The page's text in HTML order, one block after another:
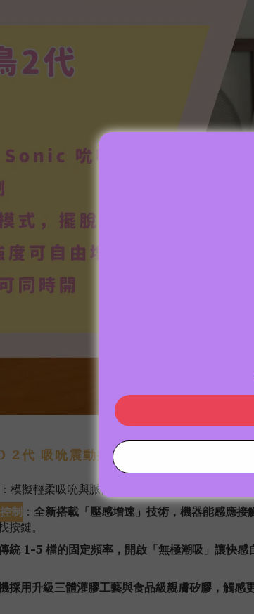
代 吸吮震動按摩器
：模擬輕柔吸吮與脈衝節奏，精準捕捉敏感點。
制 ： 全新搭載「壓感增速」技術，機器能感應接
鍵。
統 1-5 檔的固定頻率，開啟「無極潮吸」讓快感
採用升級三體灌膠工藝與食品級親膚矽膠，觸感